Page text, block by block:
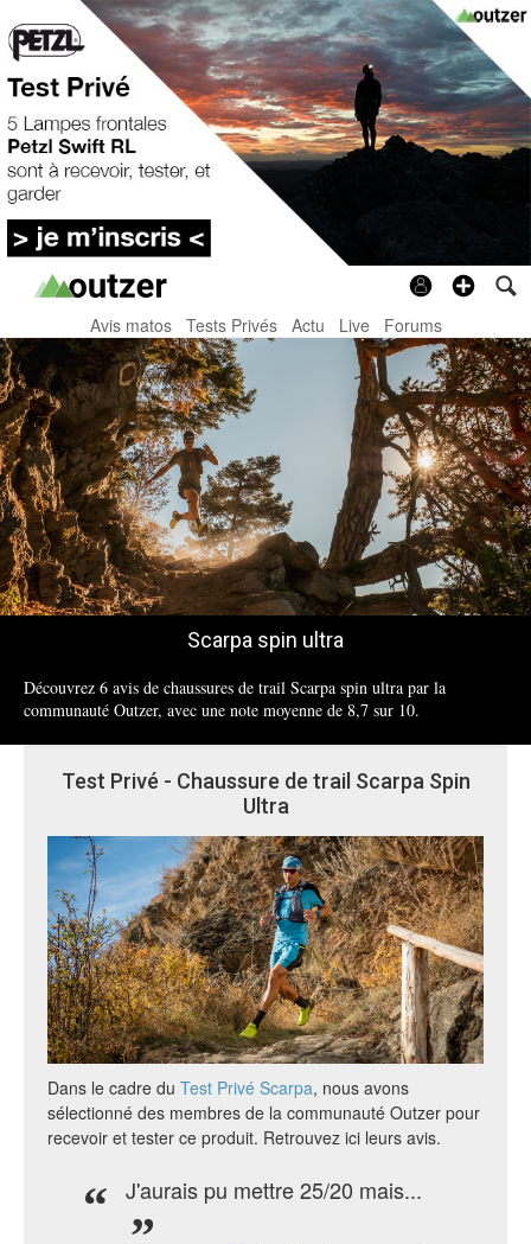
Avis matos Tests Privés Actu Live Forums
Scarpa spin ultra
Découvrez 6 avis de chaussures de trail Scarpa spin ultra par la
communauté Outzer, avec une note moyenne de 8,7 sur 10.
Test Privé - Chaussure de trail Scarpa Spin
Ultra
Dans le cadre du Test Privé Scarpa, nous avons
sélectionné des membres de la communauté Outzer pour
recevoir et tester ce produit. Retrouvez ici leurs avis.
J'aurais pu mettre 25/20 mais...